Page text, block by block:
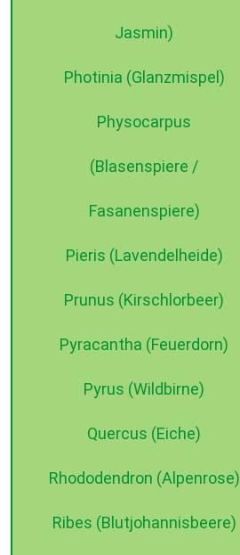
Jasmin)
Photinia (Glanzmispel)
Physocarpus
(Blasenspiere /
Fasanenspiere)
Pieris (Lavendelheide)
Prunus (Kirschlorbeer)
Pyracantha (Feuerdorn)
Pyrus (Wildbirne)
Quercus (Eiche)
Rhododendron (Alpenrose)
Ribes (Blutjohannisbeere)